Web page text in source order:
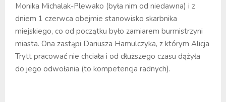
Monika Michalak-Plewako (była nim od niedawna) i z
dniem 1 czerwca obejmie stanowisko skarbnika
miejskiego, co od początku było zamiarem burmistrzyni
miasta. Ona zastąpi Dariusza Hamulczyka, z którym Alicja
Trytt pracować nie chciała i od dłuższego czasu dążyła
do jego odwołania (to kompetencja radnych).